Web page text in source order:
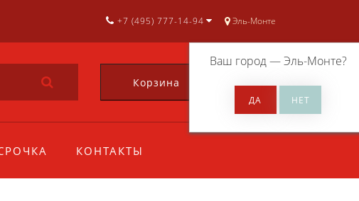
Эль-Монте
Ваш город —Эль-Монте?
+7 (495) 777-14-94
Корзина 0
КОНТАКТЫ